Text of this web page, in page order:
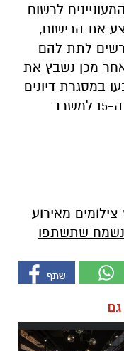
לרשום
את הרישום,
לתת להם
מכן נשבץ את
במסגרת דיונים
שמתקיימים כבר היום בין פורום ה-15 למשרד
מאירוע
שתשתפו
גם